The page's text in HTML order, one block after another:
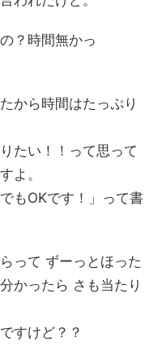
？時間無かっ
から時間はたっぷり
たい！！って思って
よ。
もOKです！」って書
って ずーっとほった
かったら さも当たり
すけど？？